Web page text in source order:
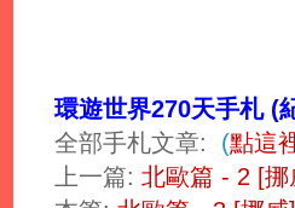
環遊世界270天手札 (
全部手札文章: (點這
上一篇: